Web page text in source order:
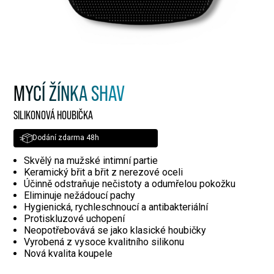
MYCÍ ŽÍNKA SHAV
SILIKONOVÁ HOUBIČKA
Dodání zdarma 48h
Skvělý na mužské intimní partie
Keramický břit a břit z nerezové oceli
Účinně odstraňuje nečistoty a odumřelou pokožku
Eliminuje nežádoucí pachy
Hygienická, rychleschnoucí a antibakteriální
Protiskluzové uchopení
Neopotřebovává se jako klasické houbičky
Vyrobená z vysoce kvalitního silikonu
Nová kvalita koupele